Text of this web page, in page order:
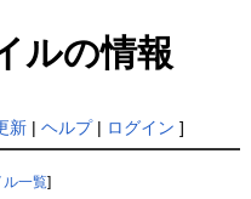
ルの情報
新| ヘルプ| ログイン ]
ル一覧]